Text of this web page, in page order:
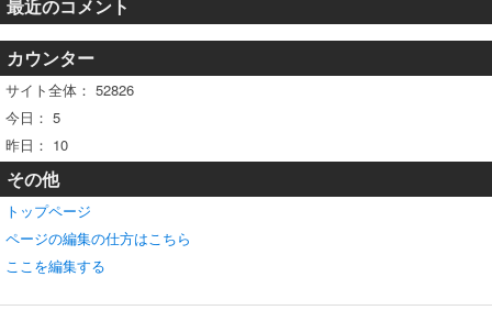
最近のコメント
カウンター
サイト全体： 52826
今日： 5
昨日： 10
その他
トップページ
ページの編集の仕方はこちら
ここを編集する